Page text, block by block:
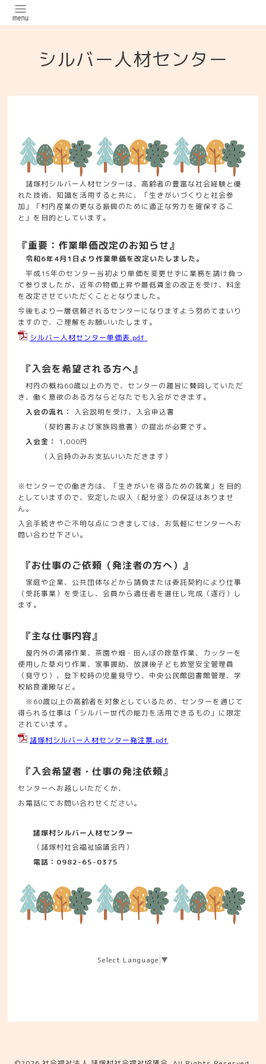
シルバー人材センター
諸塚村シルバー人材センターは、高齢者の豊富な社会経験と優
れた技術、知識を活用すると共に、「生きがいづくりと社会参
加」「村内産業の更なる振興のために適正な労力を確保するこ
と」を目的としています。
『重要：作業単価改定のお知らせ』
令和6年4月1日より作業単価を改定いたしました。
平成15年のセンター当初より単価を変更せずに業務を請け負っ
て参りましたが、近年の物価上昇や最低賃金の改正を受け、料金
を改定させていただくこととなりました。
今後もより一層信頼されるセンターになりますよう努めてまいり
ますので、ご理解をお願いいたします。
シルバー人材センター単価表.pdf
『入会を希望される方へ』
村内の概ね60歳以上の方で、センターの趣旨に賛同していただ
き、働く意欲のある方ならどなたでも入会ができます。
入会の流れ：
入会説明を受け、入会申込書
（契約書および家族同意書）の提出が必要です。
入会金：
1,000円
（入会時のみお支払いいただきます）
※センターでの働き方は、「生きがいを得るための就業」を目的
としていますので、安定した収入（配分金）の保証はありませ
ん。
入会手続きやご不明な点につきましては、お気軽にセンターへお
問い合わせ下さい。
『お仕事のご依頼（発注者の方へ）』
家庭や企業、公共団体などから請負または委託契約により仕事
（受託事業）を受注し、会員から適任者を選任し完成（遂行）し
ます。
『主な仕事内容』
屋内外の清掃作業、茶園や畑・田んぼの除草作業、カッターを
使用した草刈り作業、家事援助、放課後子ども教室安全管理員
（見守り）、登下校時の児童見守り、中央公民館図書館管理、学
校給食運搬など。
※60歳以上の高齢者を対象としているため、センターを通じて
得られる仕事は「シルバー世代の能力を活用できるもの」に限定
されています。
諸塚村シルバー人材センター発注票.pdf
『入会希望者・仕事の発注依頼』
センターへお越しいただくか、
お電話にてお問い合わせください。
諸塚村シルバー人材センター
（諸塚村社会福祉協議会内）
電話：0982-65-0375
Select Language ▼